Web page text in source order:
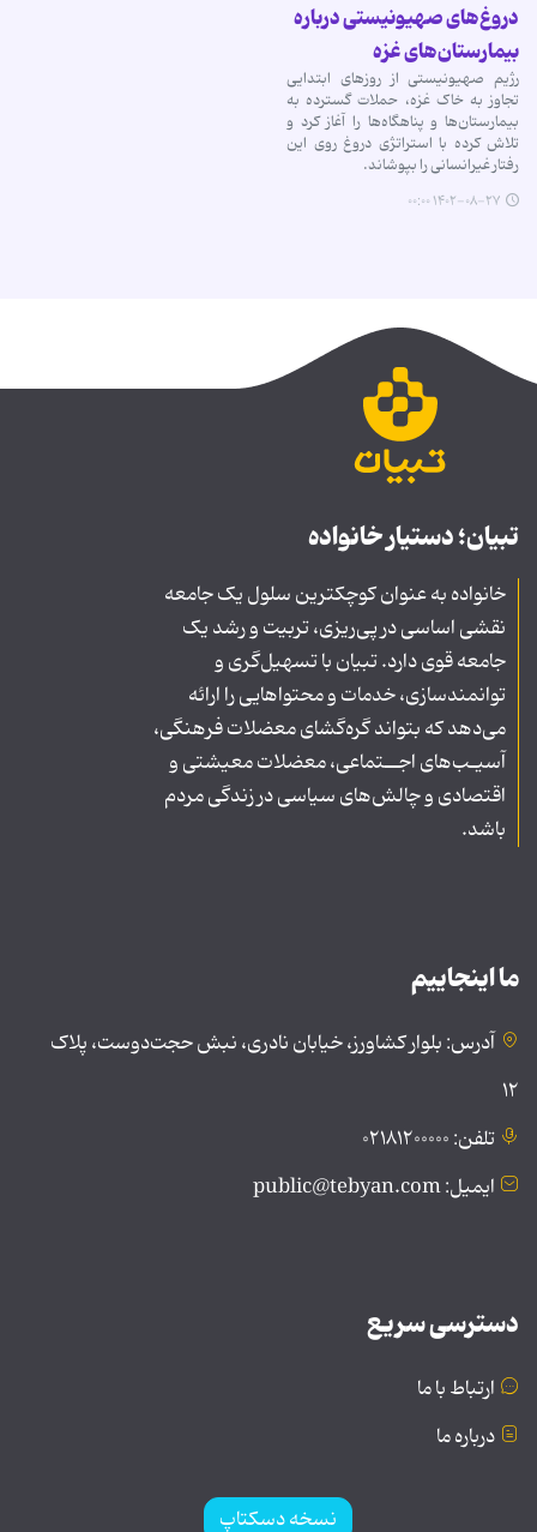
دروغ‌های صهیونیستی درباره
بیمارستان‌های غزه
رژیم صهیونیستی از روزهای ابتدایی
تجاوز به خاک غزه، حملات گسترده به
بیمارستان‌ها و پناهگاه‌ها را آغاز کرد و
تلاش کرده با استراتژی دروغ روی این
رفتار غیرانسانی را بپوشاند.
۱۴۰۲-۰۸-۲۷ ۰۰:۰۰
تبیان؛ دستیار خانواده
خانواده به عنوان کوچکترین سلول یک جامعه
نقشی اساسی در پی‌ریزی، تربیت و رشد یک
جامعه قوی دارد. تبیان با تسهیل‌گری و
توانمندسازی، خدمات و محتواهایی را ارائه
می‌دهد که بتواند گره‌گشای معضلات فرهنگی،
آسیـب‌های اجــتماعی، معضلات معیشتی و
اقتصادی و چالش‌های سیاسی در زندگی مردم
باشد.
ما اینجاییم
آدرس: بلوار کشاورز، خیابان نادری، نبش حجت‌دوست، پلاک
۱۲
تلفن: ۰۲۱۸۱۲۰۰۰۰۰
ایمیل: public@tebyan.com
دسترسی سریع
ارتباط با ما
درباره ما
نسخه دسکتاپ